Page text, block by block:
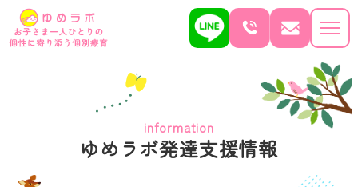
information
ゆめラボ発達支援情報